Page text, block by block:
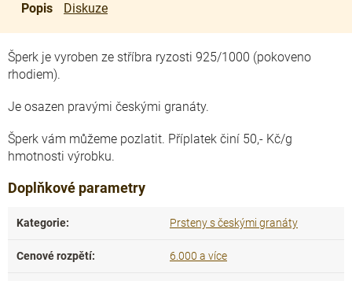
Popis Diskuze
Šperk je vyroben ze stříbra ryzosti 925/1000 (pokoveno
rhodiem).
Je osazen pravými českými granáty.
Šperk vám můžeme pozlatit. Příplatek činí 50,- Kč/g
hmotnosti výrobku.
Doplňkové parametry
Kategorie: Prsteny s českými granáty
Cenové rozpětí: 6.000 a více